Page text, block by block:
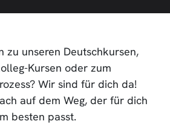
zu unseren Deutschkursen,
Kursen oder zum
Wir sind für dich da!
auf dem Weg, der für dich
besten passt.